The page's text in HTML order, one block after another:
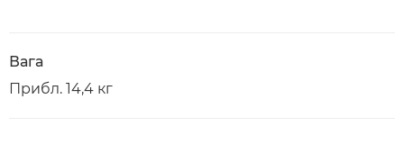
Вага
Прибл. 14,4 кг